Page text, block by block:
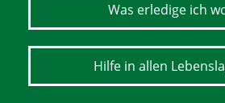
Was erledige ich
Hilfe in allen